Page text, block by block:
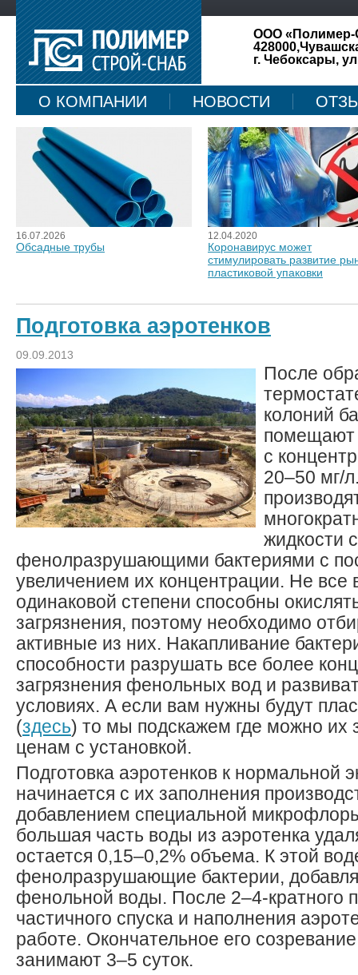
ООО «Полимер-
г. Чебоксары,
О КОМПАНИИ НОВОСТИ
КАРТА САЙТА
16.07.2026
Обсадные трубы
12.04.2020
Коронавирус может
стимулировать развитие
пластиковой упаковки
Подготовка аэротенков
09.09.2013
После
колоний
помещают
с
20–50 мг/
жидкости с
фенолразрушающими бактериями с
увеличением их концентрации. Не все
одинаковой степени способны
загрязнения, поэтому необходимо
активные из них. Накапливание
способности разрушать все более
загрязнения фенольных вод и
условиях. А если вам нужны будут
(здесь) то мы подскажем где можно их
ценам с установкой.
Подготовка аэротенков к нормальной
начинается с их заполнения
добавлением специальной
большая часть воды из аэротенка
остается 0,15–0,2% объема. К этой
фенолразрушающие бактерии,
фенольной воды. После 2–4-кратного
частичного спуска и наполнения
работе. Окончательное его
занимают 3–5 суток.